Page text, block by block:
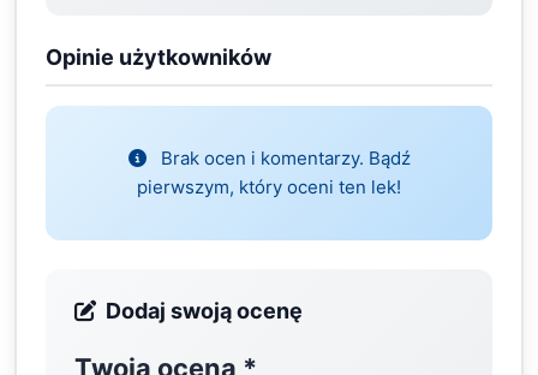
Opinie użytkowników
Brak ocen i komentarzy. Bądź
pierwszym, który oceni ten lek!
Dodaj swoją ocenę
Twoja ocena *